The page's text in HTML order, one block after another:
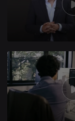
727589